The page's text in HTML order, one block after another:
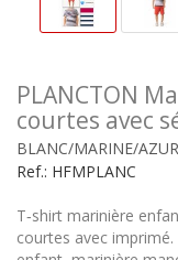
PLANCTON
courtes avec
BLANC/MARINE/AZUR
Ref.: HFMPLANC
T‑shirt marinière
courtes avec